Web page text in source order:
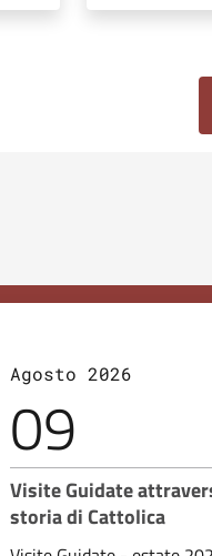
Agosto 2026
09
Visite Guidate
storia di Cattolica